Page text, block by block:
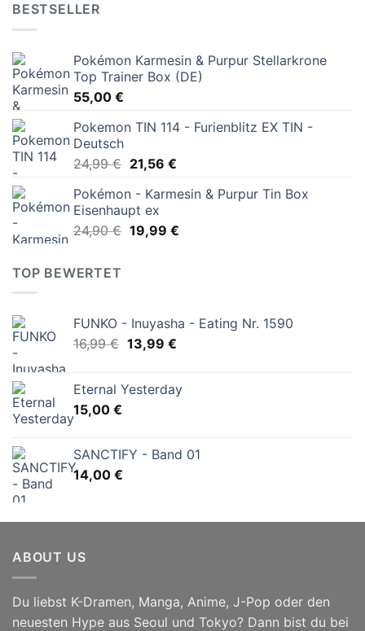
BESTSELLER
Pokémon Karmesin & Purpur Stellarkrone
Top Trainer Box (DE)
55,00 €
Pokemon TIN 114 - Furienblitz EX TIN -
Deutsch
24,99€ Ursprünglicher
war:
24,99 €
21,56 €Aktueller
ist:
Pokémon - Karmesin & Purpur Tin Box
Eisenhaupt ex
24,90€ Ursprünglicher
19,99 €Aktueller
TOP BEWERTET
FUNKO - Inuyasha - Eating Nr. 1590
16,99€ Ursprünglicher
16,99 €
13,99 €Aktueller
13,99 €.
Eternal Yesterday
15,00 €
SANCTIFY - Band 01
14,00 €
ABOUT US
Du liebst K-Dramen, Manga, Anime, J-Pop oder den
neuesten Hype aus Seoul und Tokyo? Dann bist du bei